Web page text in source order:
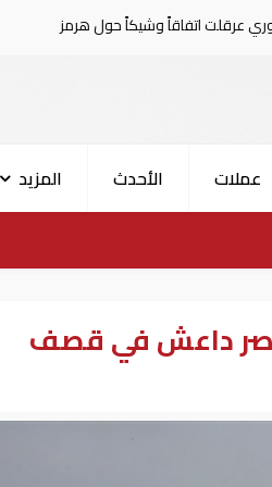
وشيكاً حول هرمز
عملات الأحدث المزيد
داعش في قصف